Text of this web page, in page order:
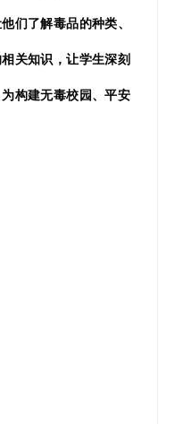
们了解毒品的种类、
关知识，让学生深刻
构建无毒校园、平安